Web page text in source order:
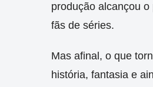
produção alcançou
fãs de séries.
Mas afinal, o que
história, fantasia e